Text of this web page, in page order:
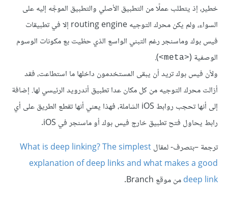
خطير، إذ يتطلب عملًا من التطبيق الأصلي والتطبيق الموجَّه إليه على
السواء، ولم يكن محرك التوجيه routing engine إلا في تطبيقات
فيس بوك وماسنجر رغم التبني الواسع الذي حظيت بع مكونات الوسوم
الوصفية (<meta>
).
ولأن فيس بوك تريد أن يبقى المستخدمون داخلها ما استطاعت، فقد
أزالت محرك التوجيه من كل مكان عدا تطبيق أندرويد الرئيسي لها. إضافة
إلى أنها تحجب روابط iOS الشاملة، فهذا يعني أنها تقطع الطريق على أي
رابط يحاول فتح تطبيق خارج فيس بوك أو ماسنجر في iOS.
ترجمة –بتصرف- لمقالWhat is deep linking? The simplest
explanation of deep links and what makes a good
deep linkمن موقع Branch.